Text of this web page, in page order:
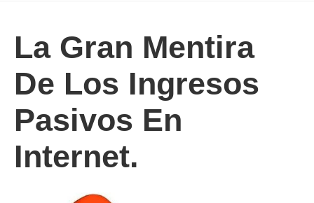
La Gran Mentira
De Los Ingresos
Pasivos En
Internet.